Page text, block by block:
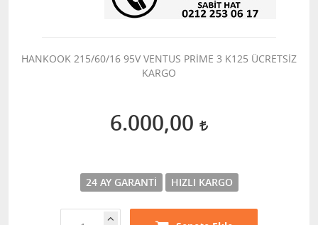
HANKOOK 215/60/16 95V VENTUS PRİME 3 K125 ÜCRETSİZ
KARGO
6.000,00
24 AY GARANTI HIZLI KARGO